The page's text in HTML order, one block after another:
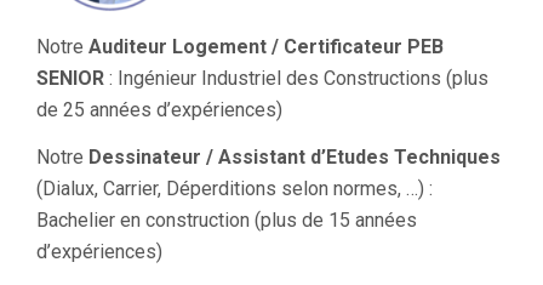
Notre Auditeur Logement / Certificateur PEB
SENIOR : Ingénieur Industriel des Constructions (plus
de 25 années d’expériences)
Notre Dessinateur / Assistant d’Etudes Techniques
(Dialux, Carrier, Déperditions selon normes, …) :
Bachelier en construction (plus de 15 années
d’expériences)